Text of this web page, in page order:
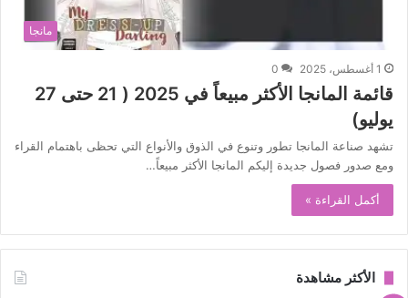
مانجا
1 أغسطس، 2025 0
قائمة المانجا الأكثر مبيعاً في 2025 ( 21 حتى 27
يوليو)
تشهد صناعة المانجا تطور وتنوع في الذوق والأنواع التي تحظى باهتمام القراء
ومع صدور فصول جديدة إليكم المانجا الأكثر مبيعاً…
أكمل القراءة »
الأكثر مشاهدة